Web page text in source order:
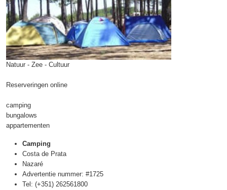
Natuur - Zee - Cultuur
Reserveringen online
camping
bungalows
appartementen
Camping
Costa de Prata
Nazaré
Advertentie nummer: #1725
Tel: (+351) 262561800